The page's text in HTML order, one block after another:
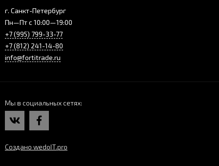
г. Санкт-Петербург
Пн—Пт с 10:00—19:00
+7 (995) 799-33-77
+7 (812) 241-14-80
info@fortitrade.ru
Мы в социальных сетях
Создано wedoIT.pro